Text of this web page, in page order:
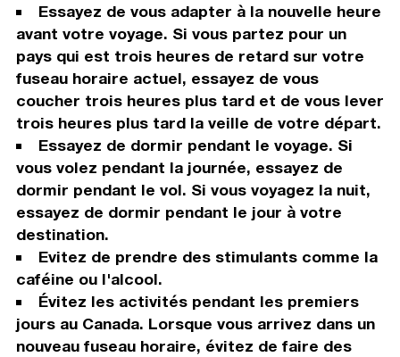
Essayez de vous adapter à la nouvelle heure
avant votre voyage. Si vous partez pour un
pays qui est trois heures de retard sur votre
fuseau horaire actuel, essayez de vous
coucher trois heures plus tard et de vous lever
trois heures plus tard la veille de votre départ.
Essayez de dormir pendant le voyage. Si
vous volez pendant la journée, essayez de
dormir pendant le vol. Si vous voyagez la nuit,
essayez de dormir pendant le jour à votre
destination.
Evitez de prendre des stimulants comme la
caféine ou l'alcool.
Évitez les activités pendant les premiers
jours au Canada. Lorsque vous arrivez dans un
nouveau fuseau horaire, évitez de faire des